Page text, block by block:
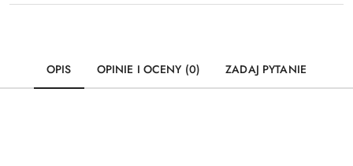
OPIS OPINIE I OCENY (0) ZADAJ PYTANIE